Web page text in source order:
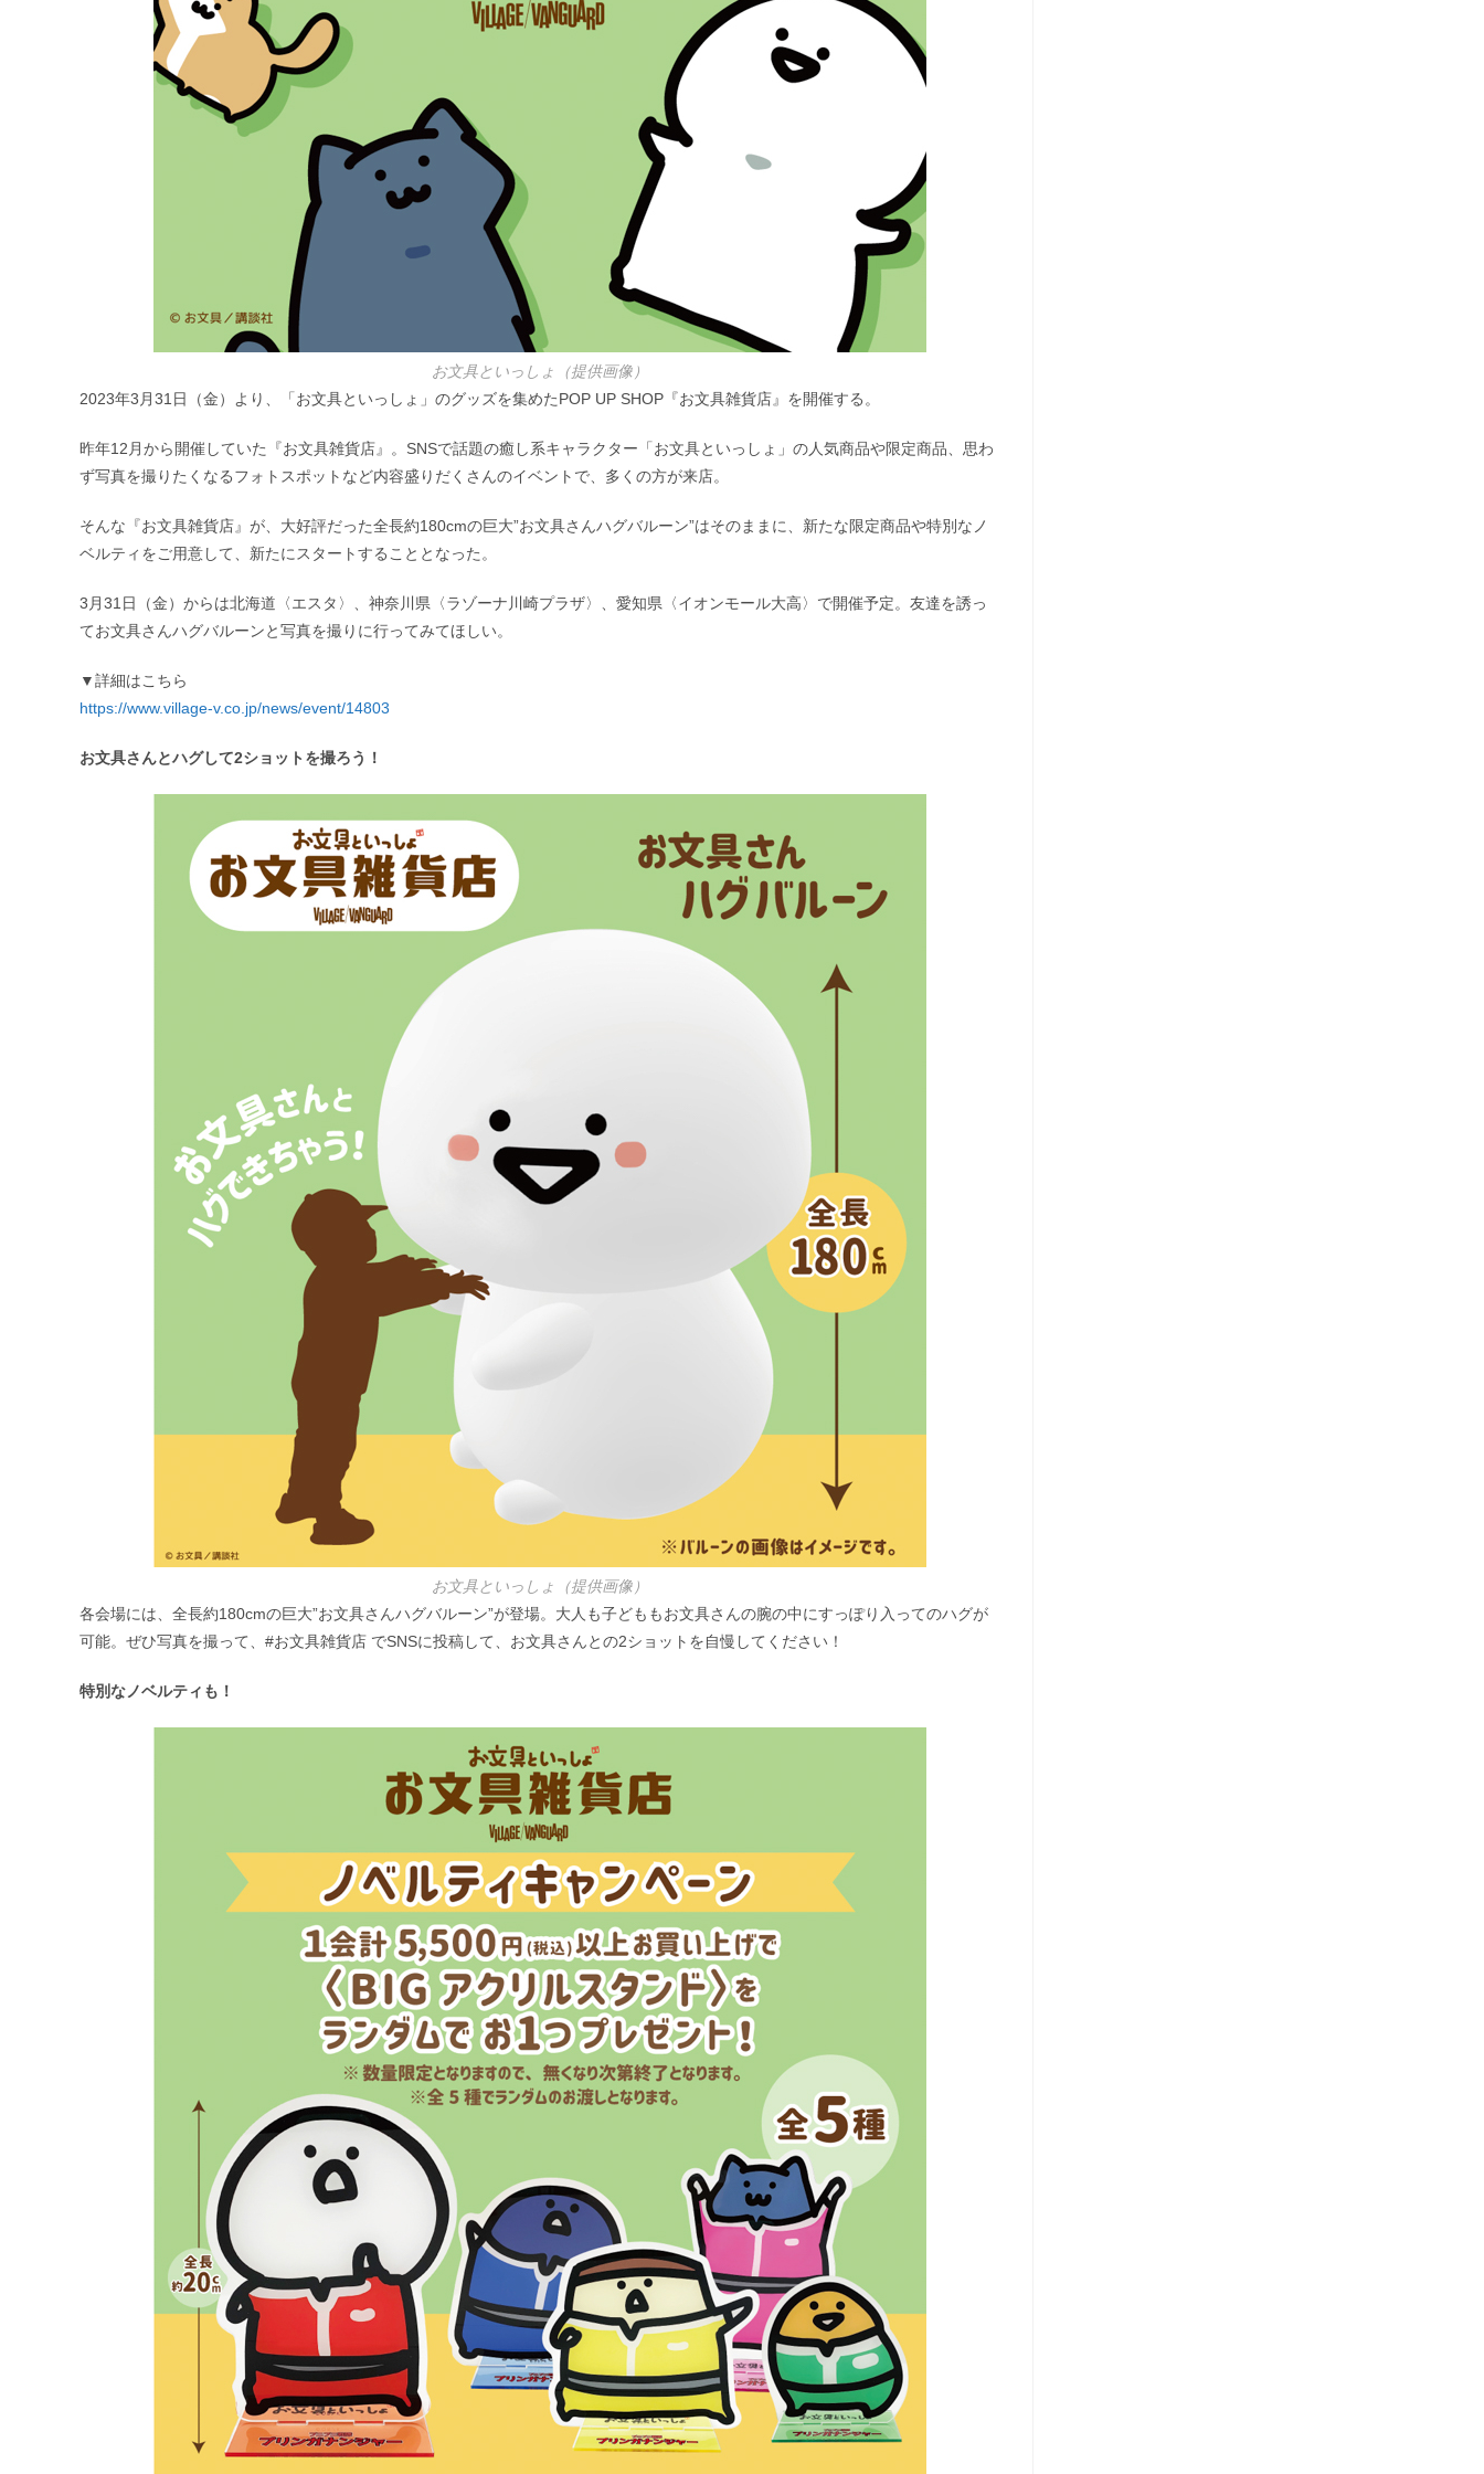
お文具といっしょ（提供画像）
2023年3月31日（金）より、「お文具といっしょ」のグッズを集めたPOP UP SHOP『お文具雑貨店』を開催する。
昨年12月から開催していた『お文具雑貨店』。SNSで話題の癒し系キャラクター「お文具といっしょ」の人気商品や限定商品、​思わ
ず写真を撮りたくなるフォトスポットなど内容盛りだくさんのイベントで、多くの方が来店。
そんな『お文具雑貨店』が、大好評だった全長約180cmの巨大”お文具さんハグバルーン”はそのままに、新たな限定商品や特別なノ
ベルティをご用意して、新たにスタートすることとなった。
3月31日（金）からは北海道〈エスタ〉、神奈川県〈ラゾーナ川崎プラザ〉、愛知県〈イオンモール大高〉で開催予定。友達を誘っ
てお文具さんハグバルーンと写真を撮りに行ってみてほしい。
▼詳細はこちら
https://www.village-v.co.jp/news/event/14803
お文具さんとハグして2ショットを撮ろう！
お文具といっしょ（提供画像）
各会場には、全長約180cmの巨大”お文具さんハグバルーン”が登場。大人も子どももお文具さんの腕の中にすっぽり入ってのハグが
可能。ぜひ写真を撮って、#お文具雑貨店 でSNSに投稿して、お文具さんとの2ショットを自慢してください！
特別なノベルティも！